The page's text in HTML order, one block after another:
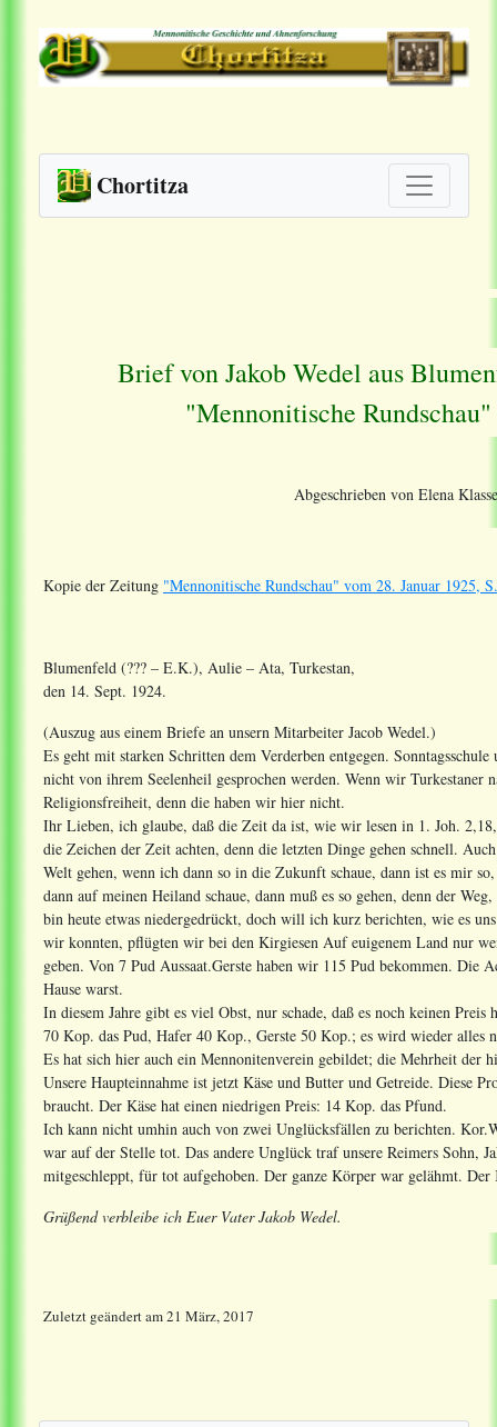
Chortitza
Brief von Jakob Wedel aus
"Mennonitische
Abgeschrieben von Elena
Kopie der Zeitung "Mennonitische Rundschau" vom 28. Januar 1925,
Blumenfeld (??? – E.K.), Aulie – Ata, Turkestan,
den 14. Sept. 1924.
(Auszug aus einem Briefe an unsern Mitarbeiter Jacob Wedel.)
Es geht mit starken Schritten dem Verderben entgegen.
nicht von ihrem Seelenheil gesprochen werden. Wenn wir Turkestaner
Religionsfreiheit, denn die haben wir hier nicht.
Ihr Lieben, ich glaube, daß die Zeit da ist, wie wir lesen in 1. Joh.
die Zeichen der Zeit achten, denn die letzten Dinge gehen schnell.
Welt gehen, wenn ich dann so in die Zukunft schaue, dann ist es mir
dann auf meinen Heiland schaue, dann muß es so gehen, denn der
bin heute etwas niedergedrückt, doch will ich kurz berichten, wie es
wir konnten, pflügten wir bei den Kirgiesen Auf euigenem Land nur
geben. Von 7 Pud Aussaat.Gerste haben wir 115 Pud bekommen. Die
Hause warst.
In diesem Jahre gibt es viel Obst, nur schade, daß es noch keinen
70 Kop. das Pud, Hafer 40 Kop., Gerste 50 Kop.; es wird wieder alles
Es hat sich hier auch ein Mennonitenverein gebildet; die Mehrheit der
Unsere Haupteinnahme ist jetzt Käse und Butter und Getreide. Diese
braucht. Der Käse hat einen niedrigen Preis: 14 Kop. das Pfund.
Ich kann nicht umhin auch von zwei Unglücksfällen zu berichten.
war auf der Stelle tot. Das andere Unglück traf unsere Reimers Sohn,
mitgeschleppt, für tot aufgehoben. Der ganze Körper war gelähmt.
Grüßend verbleibe ich Euer Vater Jakob Wedel.
Zuletzt geändertam21 März, 2017